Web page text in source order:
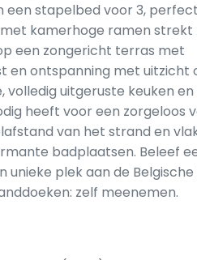
stapelbed voor 3,
kamerhoge ramen strekt
een zongericht terras met
en ontspanning met uitzicht
uitgeruste keuken en
heeft voor een zorgeloos
van het strand en
badplaatsen. Beleef
plek aan de Belgische
zelf meenemen.